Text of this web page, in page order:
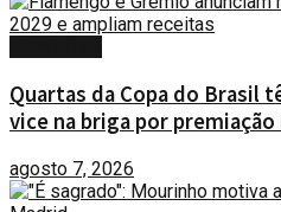
Quartas da Copa do Brasil
vice na briga por
agosto 7, 2026